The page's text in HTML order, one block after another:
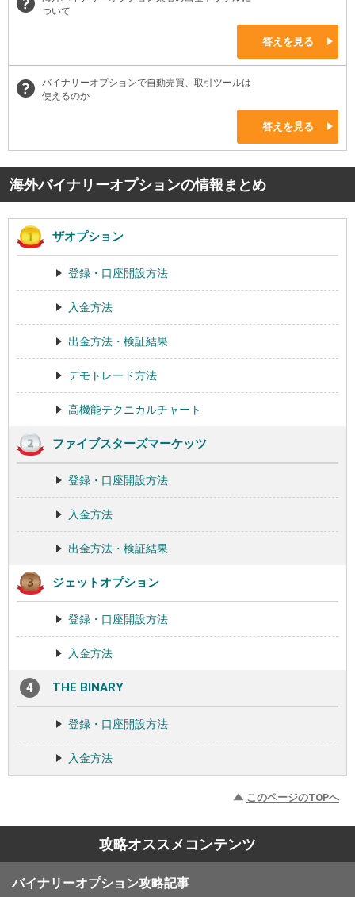
ついて
答えを見る
バイナリーオプションで自動売買、取引ツールは
使えるのか
答えを見る
海外バイナリーオプションの情報まとめ
ザオプション
登録・口座開設方法
入金方法
出金方法・検証結果
デモトレード方法
高機能テクニカルチャート
ファイブスターズマーケッツ
登録・口座開設方法
入金方法
出金方法・検証結果
ジェットオプション
登録・口座開設方法
入金方法
THE BINARY
登録・口座開設方法
入金方法
このページのTOPへ
攻略オススメコンテンツ
バイナリーオプション攻略記事